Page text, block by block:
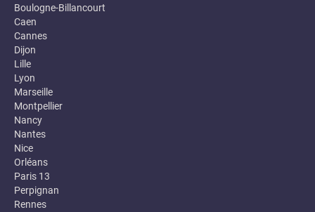
Boulogne-Billancourt
Caen
Cannes
Dijon
Lille
Lyon
Marseille
Montpellier
Nancy
Nantes
Nice
Orléans
Paris 13
Perpignan
Rennes